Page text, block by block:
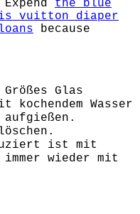
the blue
vuitton diaper
because
Glas
kochendem Wasser
aufgießen.
ist mit
wieder mit